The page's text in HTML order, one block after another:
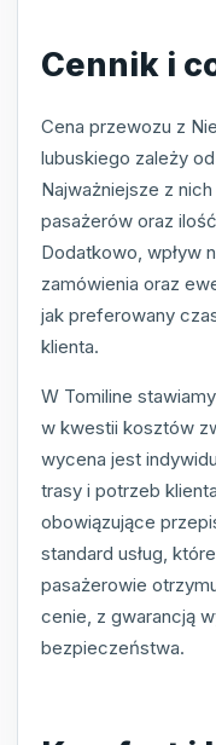
Cennik i
Cena przewozu z
lubuskiego zależy
Najważniejsze z
pasażerów oraz
Dodatkowo, wpływ
zamówienia oraz
jak preferowany
klienta.
W Tomiline
w kwestii kosztów
wycena jest
trasy i potrzeb
obowiązujące
standard usług,
pasażerowie
cenie, z gwarancją
bezpieczeństwa.